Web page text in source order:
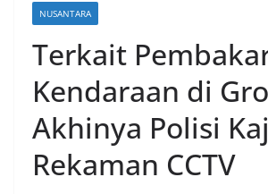
NUSANTARA
Terkait
Kendaraan di
Akhinya Polisi
Rekaman CCTV